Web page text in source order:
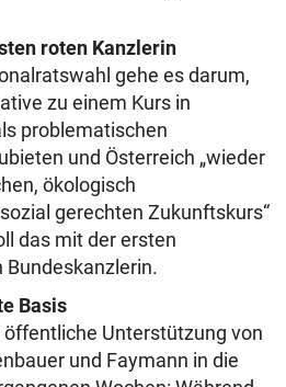
roten Kanzlerin
gehe es darum,
zu einem Kurs in
problematischen
und Österreich „wieder
ökologisch
gerechten Zukunftskurs“
das mit der ersten
Basis
Unterstützung von
und Faymann in die